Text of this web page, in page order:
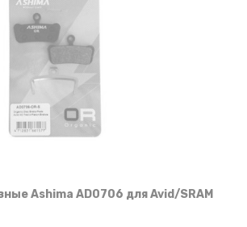
Ashima AD0706 для Avid/SRAM